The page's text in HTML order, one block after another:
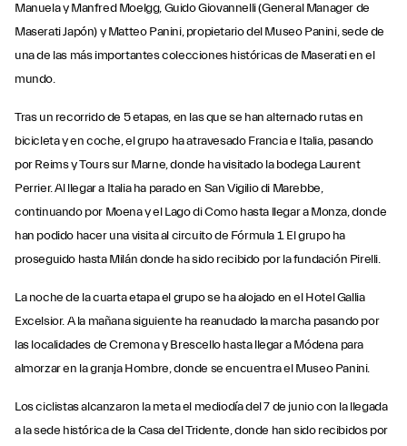
Manuela y Manfred Moelgg, Guido Giovannelli (General Manager de
Maserati Japón) y Matteo Panini, propietario del Museo Panini, sede de
una de las más importantes colecciones históricas de Maserati en el
mundo.
Tras un recorrido de 5 etapas, en las que se han alternado rutas en
bicicleta y en coche, el grupo ha atravesado Francia e Italia, pasando
por Reims y Tours sur Marne, donde ha visitado la bodega Laurent
Perrier. Al llegar a Italia ha parado en San Vigilio di Marebbe,
continuando por Moena y el Lago di Como hasta llegar a Monza, donde
han podido hacer una visita al circuito de Fórmula 1. El grupo ha
proseguido hasta Milán donde ha sido recibido por la fundación Pirelli.
La noche de la cuarta etapa el grupo se ha alojado en el Hotel Gallia
Excelsior. A la mañana siguiente ha reanudado la marcha pasando por
las localidades de Cremona y Brescello hasta llegar a Módena para
almorzar en la granja Hombre, donde se encuentra el Museo Panini.
Los ciclistas alcanzaron la meta el mediodía del 7 de junio con la llegada
a la sede histórica de la Casa del Tridente, donde han sido recibidos por